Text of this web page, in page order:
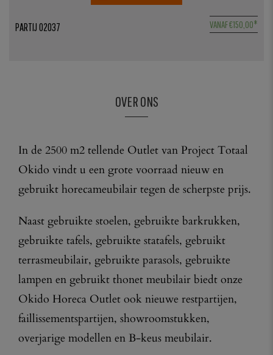
VANAF€150,00*
PARTIJ 02037
OVER ONS
In de 2500 m2 tellende Outlet van Project Totaal
Okido vindt u een grote voorraad nieuw en
gebruikt horecameubilair tegen de scherpste prijs.
Naast gebruikte stoelen, gebruikte barkrukken,
gebruikte tafels, gebruikte statafels, gebruikt
terrasmeubilair, gebruikte parasols, gebruikte
lampen en gebruikt thonet meubilair biedt onze
Okido Horeca Outlet ook nieuwe restpartijen,
faillissementspartijen, showroomstukken,
overjarige modellen en B-keus meubilair.